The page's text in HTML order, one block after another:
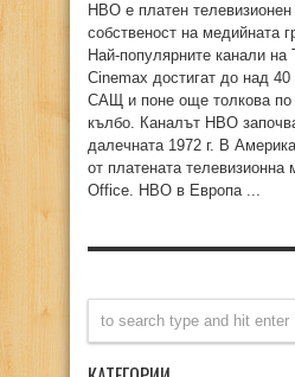
HBO е платен
собственост на медийната
Най-популярните канали на
Cinemax достигат до над
САЩ и поне още толкова по
кълбо. Каналът HBO
далечната 1972 г. В
от платената
Office. HBO в Европа ...